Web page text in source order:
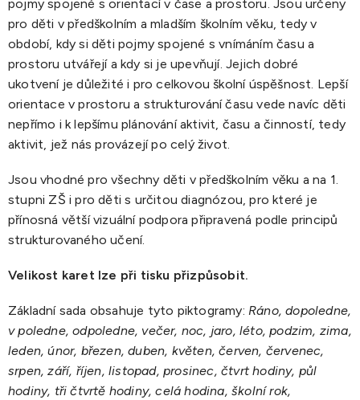
pojmy spojené s orientací v čase a prostoru. Jsou určeny
pro děti v předškolním a mladším školním věku, tedy v
období, kdy si děti pojmy spojené s vnímáním času a
prostoru utvářejí a kdy si je upevňují. Jejich dobré
ukotvení je důležité i pro celkovou školní úspěšnost. Lepší
orientace v prostoru a strukturování času vede navíc děti
nepřímo i k lepšímu plánování aktivit, času a činností, tedy
aktivit, jež nás provázejí po celý život.
Jsou vhodné pro všechny děti v předškolním věku a na 1.
stupni ZŠ i pro děti s určitou diagnózou, pro které je
přínosná větší vizuální podpora připravená podle principů
strukturovaného učení.
Velikost karet lze při tisku přizpůsobit.
Základní sada obsahuje tyto piktogramy: Ráno, dopoledne,
v poledne, odpoledne, večer, noc, jaro, léto, podzim, zima,
leden, únor, březen, duben, květen, červen, červenec,
srpen, září, říjen, listopad, prosinec, čtvrt hodiny, půl
hodiny, tři čtvrtě hodiny, celá hodina, školní rok,